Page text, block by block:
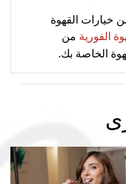
القهوة
الفورية من
الخاصة بك.